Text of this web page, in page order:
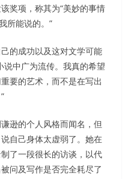
奖项，称其为“美妙的事情
所能说的。”
的成功以及这对文学可能
说中广为流传。我真的希望
要的艺术，而不是在写出
逊的个人风格而闻名，但
自己身体太虚弱了。她在
了一段很长的访谈，以代
问及写作是否完全耗尽了